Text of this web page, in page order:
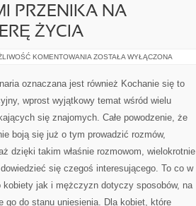
PRZENIKA NA
ŻYCIA
KOMENTOWANIA PRZYROST
JESTEŚMY
AKTUALNIE
PRZENIKA
NIEOMALŻE
SFERĘ
ZOSTAŁA WYŁĄCZONA
oznaczana jest również Kochanie się to
wprost wyjątkowy temat wśród wielu
się znajomych. Całe powodzenie, że
boją się już o tym prowadzić rozmów,
dzięki takim właśnie rozmowom, wielokrotnie
się czegoś interesującego. To co w
jak i mężczyzn dotyczy sposobów, na
go do stanu uniesienia. Dla kobiet, które